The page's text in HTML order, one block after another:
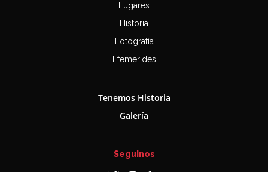
Lugares
Historia
Fotografía
Efemérides
Tenemos Historia
Galería
Seguinos